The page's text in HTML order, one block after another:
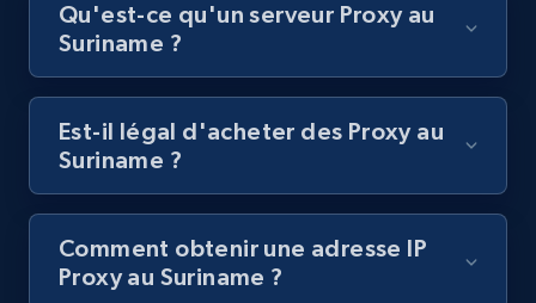
Qu'est-ce qu'un serveur Proxy au
Suriname ?
Est-il légal d'acheter des Proxy au
Suriname ?
Comment obtenir une adresse IP
Proxy au Suriname ?